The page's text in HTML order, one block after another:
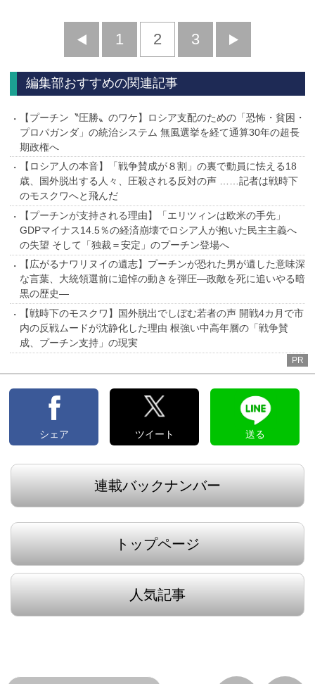
前
へ
1 2 3
へ
編集部おすすめの関連記事
【プーチン〝圧勝〟のワケ】ロシア支配のための「恐怖・貧困・
プロパガンダ」の統治システム 無風選挙を経て通算30年の超長
期政権へ
【ロシア人の本音】「戦争賛成が８割」の裏で動員に怯える18
歳、国外脱出する人々、圧殺される反対の声 ……記者は戦時下
のモスクワへと飛んだ
【プーチンが支持される理由】「エリツィンは欧米の手先」
GDPマイナス14.5％の経済崩壊でロシア人が抱いた民主主義へ
の失望 そして「独裁＝安定」のプーチン登場へ
【広がるナワリヌイの遺志】プーチンが恐れた男が遺した意味深
な言葉、大統領選前に追悼の動きを弾圧―政敵を死に追いやる暗
黒の歴史―
【戦時下のモスクワ】国外脱出でしぼむ若者の声 開戦4カ月で市
内の反戦ムードが沈静化した理由 根強い中高年層の「戦争賛
成、プーチン支持」の現実
PR
シェア ツイート 送る
連載バックナンバー
トップページ
人気記事